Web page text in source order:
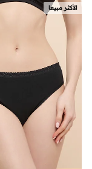
الأكثر مبيعا